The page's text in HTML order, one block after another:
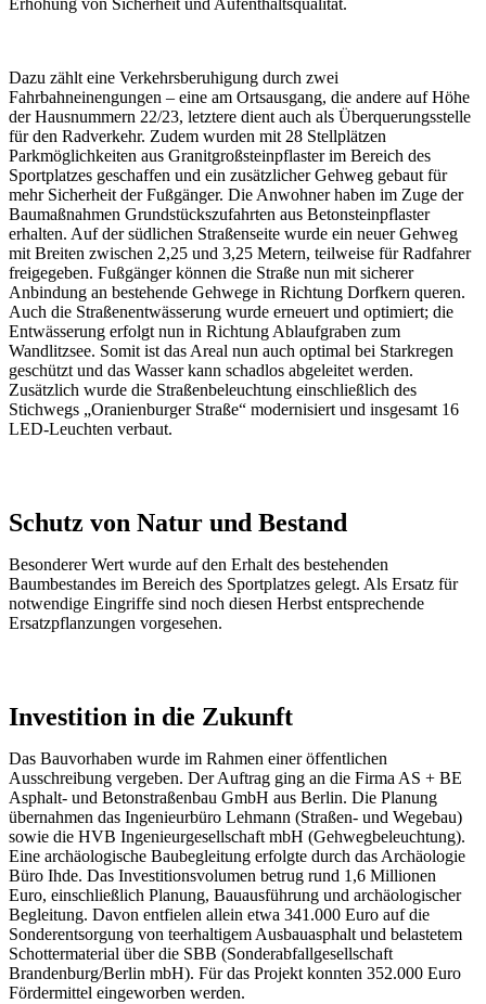
Erhöhung von Sicherheit und Aufenthaltsqualität.
Dazu zählt eine Verkehrsberuhigung durch zwei
Fahrbahneinengungen – eine am Ortsausgang, die andere auf Höhe
der Hausnummern 22/23, letztere dient auch als Überquerungsstelle
für den Radverkehr. Zudem wurden mit 28 Stellplätzen
Parkmöglichkeiten aus Granitgroßsteinpflaster im Bereich des
Sportplatzes geschaffen und ein zusätzlicher Gehweg gebaut für
mehr Sicherheit der Fußgänger. Die Anwohner haben im Zuge der
Baumaßnahmen Grundstückszufahrten aus Betonsteinpflaster
erhalten. Auf der südlichen Straßenseite wurde ein neuer Gehweg
mit Breiten zwischen 2,25 und 3,25 Metern, teilweise für Radfahrer
freigegeben. Fußgänger können die Straße nun mit sicherer
Anbindung an bestehende Gehwege in Richtung Dorfkern queren.
Auch die Straßenentwässerung wurde erneuert und optimiert; die
Entwässerung erfolgt nun in Richtung Ablaufgraben zum
Wandlitzsee. Somit ist das Areal nun auch optimal bei Starkregen
geschützt und das Wasser kann schadlos abgeleitet werden.
Zusätzlich wurde die Straßenbeleuchtung einschließlich des
Stichwegs „Oranienburger Straße“ modernisiert und insgesamt 16
LED-Leuchten verbaut.
Schutz von Natur und Bestand
Besonderer Wert wurde auf den Erhalt des bestehenden
Baumbestandes im Bereich des Sportplatzes gelegt. Als Ersatz für
notwendige Eingriffe sind noch diesen Herbst entsprechende
Ersatzpflanzungen vorgesehen.
Investition in die Zukunft
Das Bauvorhaben wurde im Rahmen einer öffentlichen
Ausschreibung vergeben. Der Auftrag ging an die Firma AS + BE
Asphalt- und Betonstraßenbau GmbH aus Berlin. Die Planung
übernahmen das Ingenieurbüro Lehmann (Straßen- und Wegebau)
sowie die HVB Ingenieurgesellschaft mbH (Gehwegbeleuchtung).
Eine archäologische Baubegleitung erfolgte durch das Archäologie
Büro Ihde. Das Investitionsvolumen betrug rund 1,6 Millionen
Euro, einschließlich Planung, Bauausführung und archäologischer
Begleitung. Davon entfielen allein etwa 341.000 Euro auf die
Sonderentsorgung von teerhaltigem Ausbauasphalt und belastetem
Schottermaterial über die SBB (Sonderabfallgesellschaft
Brandenburg/Berlin mbH). Für das Projekt konnten 352.000 Euro
Fördermittel eingeworben werden.